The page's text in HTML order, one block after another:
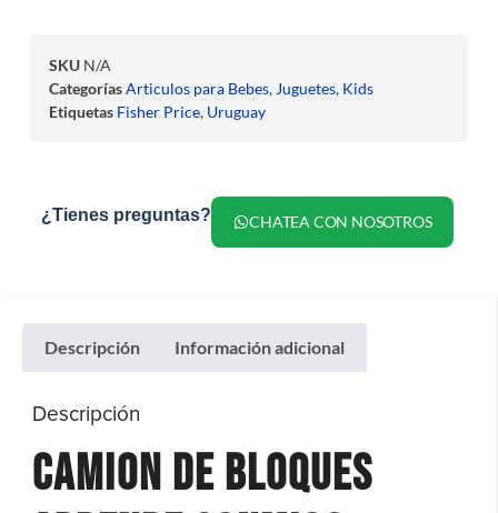
SKU N/A
CategoríasArticulos para Bebes,Juguetes, Kids
Etiquetas Fisher Price, Uruguay
¿Tienes preguntas? CHATEA CON NOSOTROS
Descripción Información adicional
Descripción
Camion de Bloques